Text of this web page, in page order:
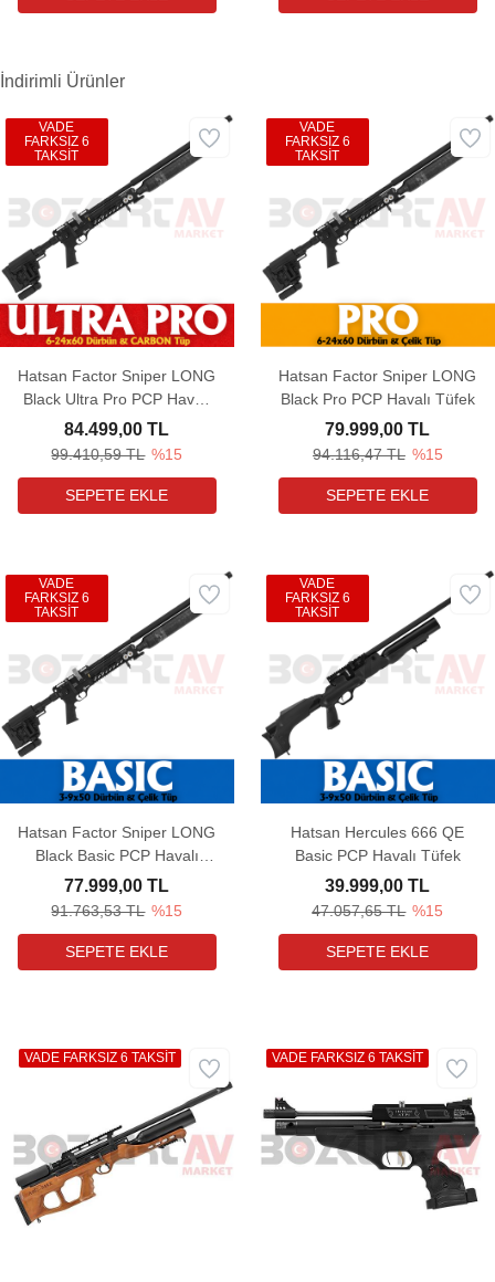
İndirimli Ürünler
Hatsan Factor Sniper LONG
Black Ultra Pro PCP Havalı
Tüfek
99.410,59 TL %15
84.499,00 TL
VADE
FARKSIZ 6
TAKSİT
Hatsan Factor Sniper LONG
Black Pro PCP Havalı Tüfek
94.116,47 TL %15
79.999,00 TL
VADE
FARKSIZ 6
TAKSİT
Hatsan Factor Sniper LONG
Black Basic PCP Havalı
Tüfek
91.763,53 TL %15
77.999,00 TL
VADE
FARKSIZ 6
TAKSİT
Hatsan Hercules 666 QE
Basic PCP Havalı Tüfek
47.057,65 TL %15
39.999,00 TL
VADE
FARKSIZ 6
TAKSİT
VADE FARKSIZ 6 TAKSİT VADE FARKSIZ 6 TAKSİT